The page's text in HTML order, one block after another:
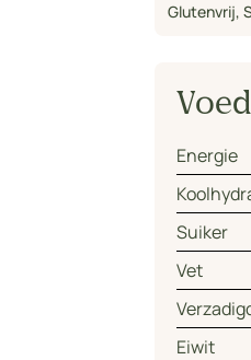
Glutenvrij,
Energie
Suiker
Vet
Eiwit